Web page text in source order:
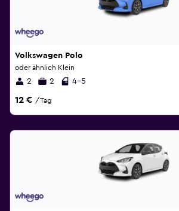
Volkswagen Polo
oder ähnlich Klein
2 2 4-5
12 € /Tag